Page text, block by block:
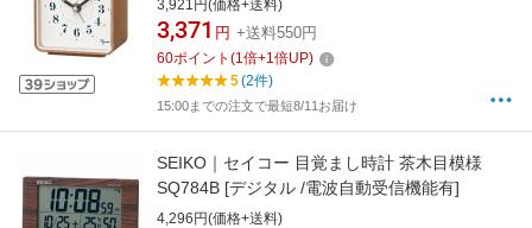
3,921円(価格+送料)
3,371 円 +送料550円
60ポイント (1倍+1倍UP)
5(2件)
15:00までの注文で最短8/11お届け
SEIKO｜セイコー 目覚まし時計 茶木目模様
SQ784B [デジタル /電波自動受信機能有]
4,296円(価格+送料)